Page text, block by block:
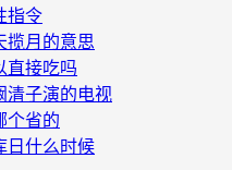
指令
揽月的意思
直接吃吗
清子演的电视
个省的
日什么时候